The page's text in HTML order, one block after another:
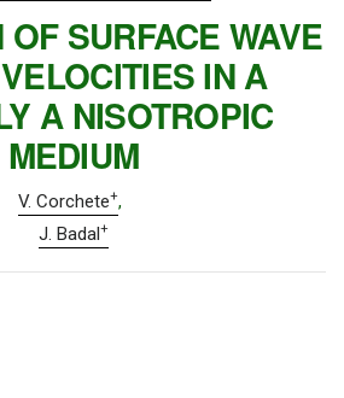
SURFACE WAVE
IN A
A NISOTROPIC
MEDIUM
V. Corchete+
J. Badal+